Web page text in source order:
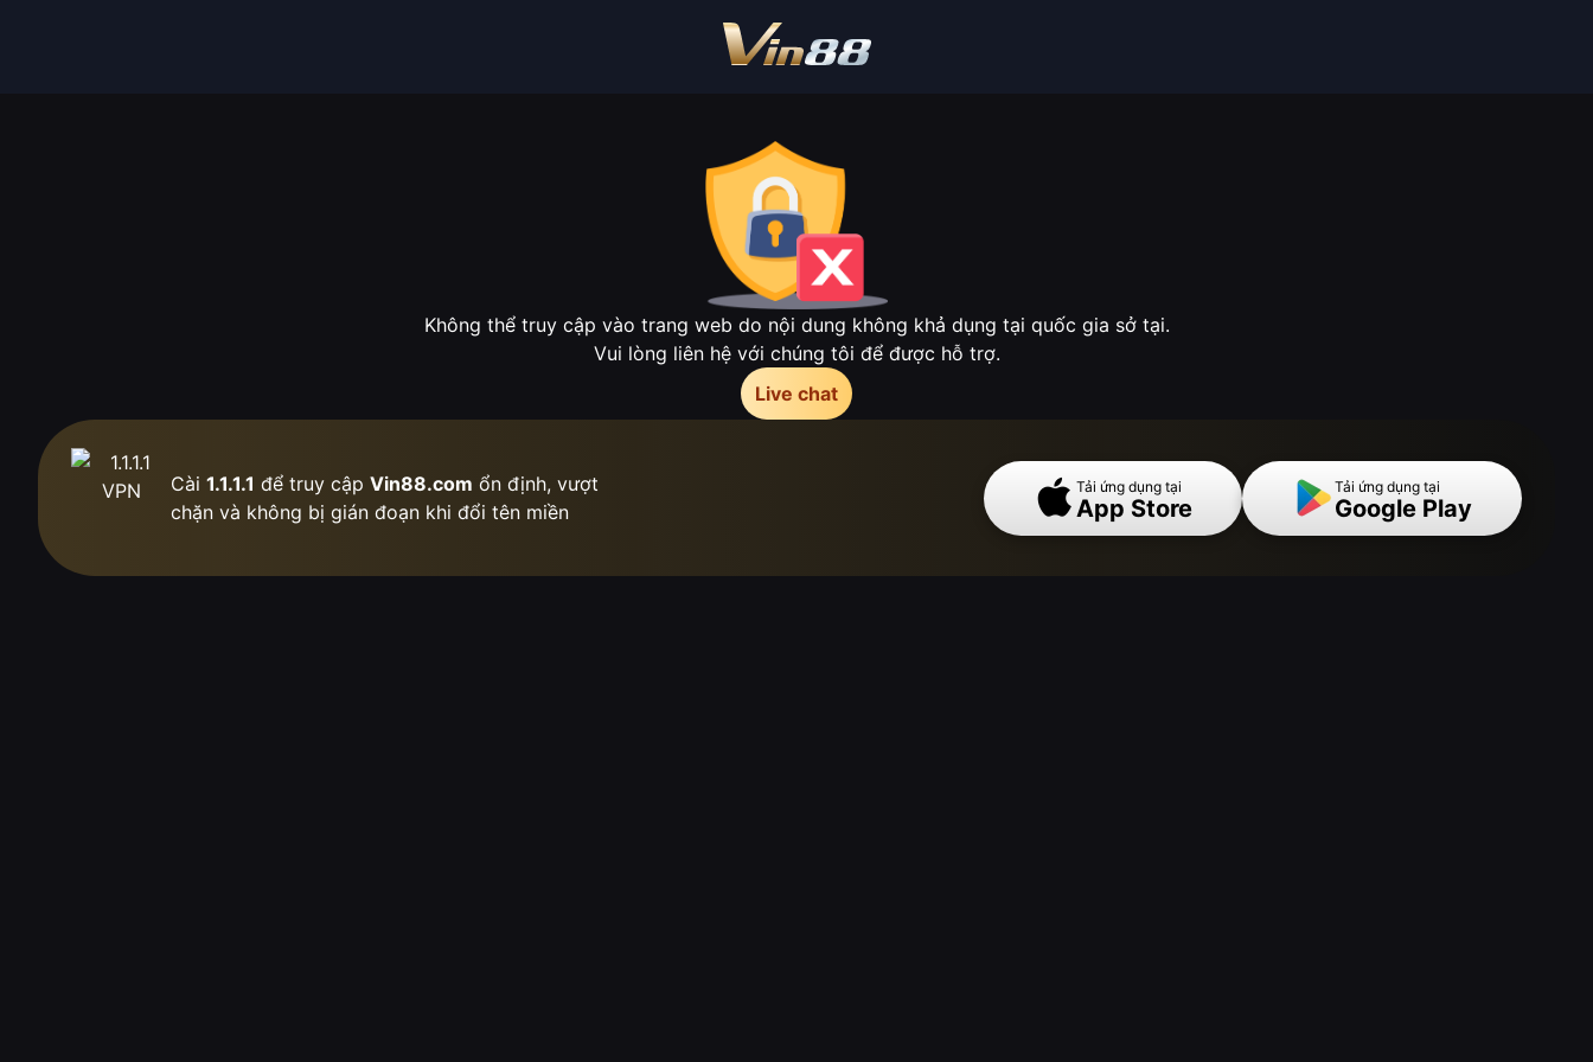
Không thể truy cập vào trang web do nội dung không khả dụng tại quốc gia sở tại.
Vui lòng liên hệ với chúng tôi để được hỗ trợ.
Live chat
Cài 1.1.1.1 để truy cập Vin88.com ổn định, vượt
chặn và không bị gián đoạn khi đổi tên miền
Tải ứng dụng tại
App Store
Tải ứng dụng tại
Google Play